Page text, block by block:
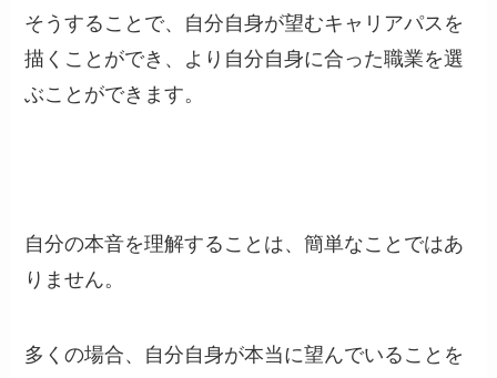
そうすることで、自分自身が望むキャリアパスを
描くことができ、より自分自身に合った職業を選
ぶことができます。
自分の本音を理解することは、簡単なことではあ
りません。
多くの場合、自分自身が本当に望んでいることを